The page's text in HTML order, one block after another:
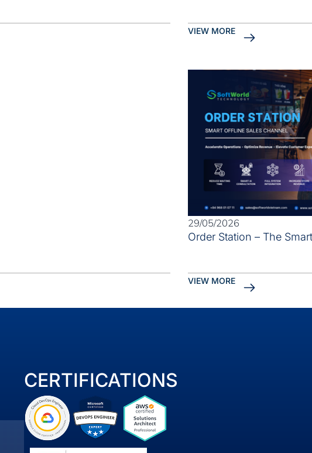
VIEW MORE
29/05/2026
Order Station – The
VIEW MORE
CERTIFICATIONS